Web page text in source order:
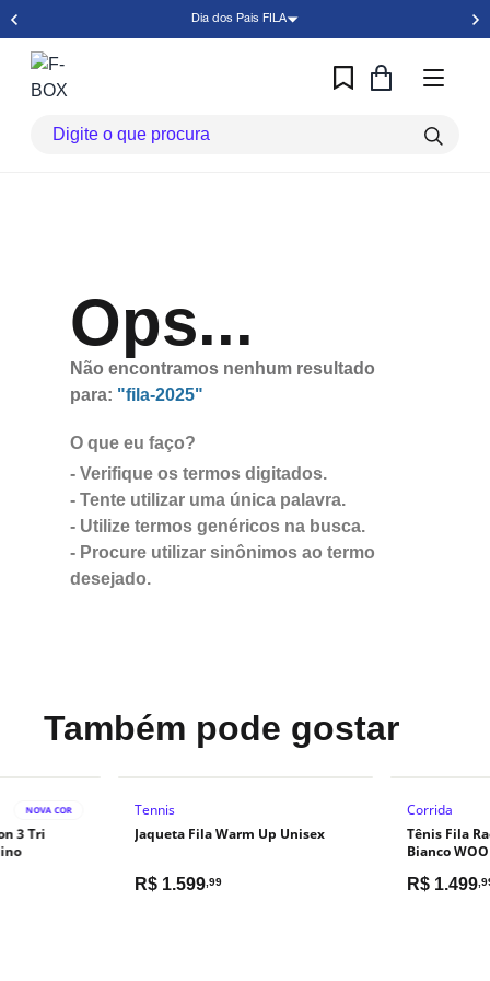
Dia dos Pais FILA
Ops...
Não encontramos nenhum resultado
para: "fila-2025"
O que eu faço?
- Verifique os termos digitados.
- Tente utilizar uma única palavra.
- Utilize termos genéricos na busca.
- Procure utilizar sinônimos ao termo
desejado.
Também pode gostar
Tennis
Jaqueta Fila Warm Up Unisex
R$ 1.599,99
Corrida
Tênis Fila
Bianco
R$ 1.499
NOVA COR
3 Tri